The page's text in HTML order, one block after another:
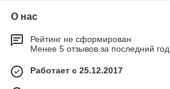
О нас
Рейтинг не сформирован
Менее 5 отзывов за последний год
Работает с 25.12.2017